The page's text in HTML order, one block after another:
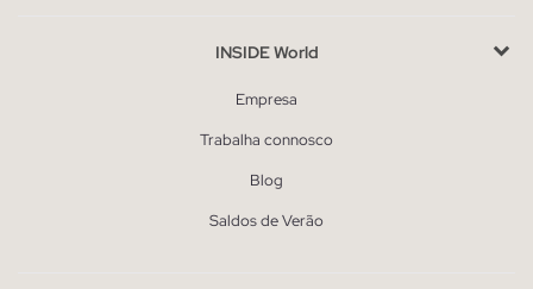
INSIDE World
Empresa
Trabalha connosco
Blog
Saldos de Verão